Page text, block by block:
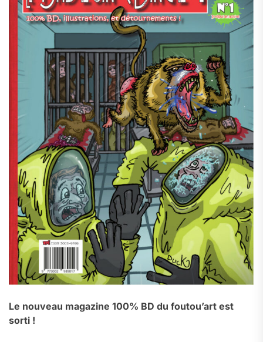
Le nouveau magazine 100% BD du foutou’art est
sorti !